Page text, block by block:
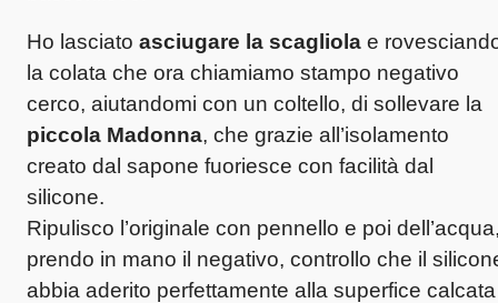
Ho lasciato asciugare la scagliola e
la colata che ora chiamiamo stampo negativo
cerco, aiutandomi con un coltello, di sollevare la
piccola Madonna, che grazie all’isolamento
creato dal sapone fuoriesce con facilità dal
silicone.
Ripulisco l’originale con pennello e poi
prendo in mano il negativo, controllo che il
abbia aderito perfettamente alla superfice calcata